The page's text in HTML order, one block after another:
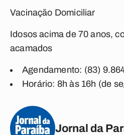
Vacinação Domiciliar
Idosos acima de 70 anos,
acamados
Agendamento: (83)
Horário: 8h às 16h (de
Jornal da